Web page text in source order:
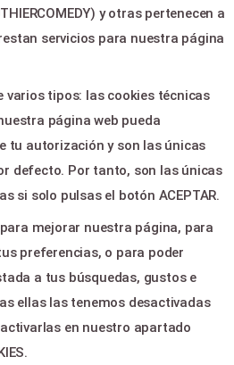
segrelles 15 - Canet
y otras pertenecen a
servicios para nuestra página
varios tipos: las cookies técnicas
página web pueda
tu autorización y son las únicas
defecto. Por tanto, son las únicas
si solo pulsas el botón ACEPTAR.
mejorar nuestra página, para
preferencias, o para poder
a tus búsquedas, gustos e
ellas las tenemos desactivadas
en nuestro apartado